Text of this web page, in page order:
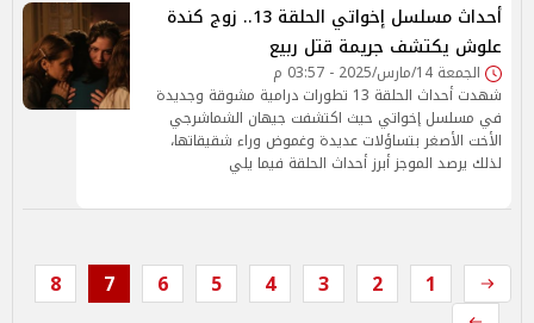
أحداث مسلسل إخواتي الحلقة 13.. زوج كندة
علوش يكتشف جريمة قتل ربيع
الجمعة 14/مارس/2025 - 03:57 م
شهدت أحداث الحلقة 13 تطورات درامية مشوقة وجديدة
في مسلسل إخواتي حيث اكتشفت جيهان الشماشرجي
الأخت الأصغر بتساؤلات عديدة وغموض وراء شقيقاتها،
لذلك يرصد الموجز أبرز أحداث الحلقة فيما يلي
1
2
3
4
5
6
7
8